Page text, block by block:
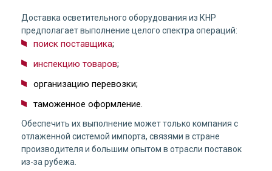
Доставка осветительного оборудования из КНР
предполагает выполнение целого спектра операций:
поиск поставщика;
инспекцию товаров;
организацию перевозки;
таможенное оформление.
Обеспечить их выполнение может только компания с
отлаженной системой импорта, связями в стране
производителя и большим опытом в отрасли поставок
из-за рубежа.